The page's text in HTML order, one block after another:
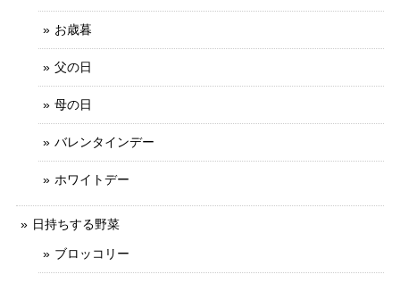
お歳暮
父の日
母の日
バレンタインデー
ホワイトデー
日持ちする野菜
ブロッコリー